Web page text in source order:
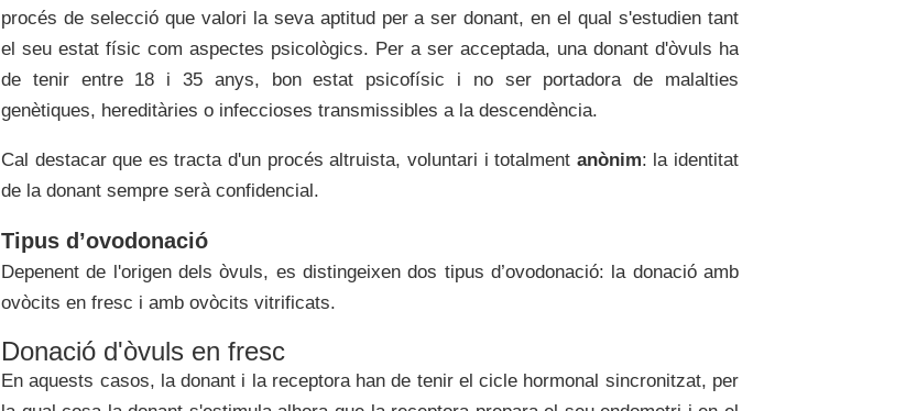
procés de selecció que valori la seva aptitud per a ser donant, en el qual s'estudien tant
el seu estat físic com aspectes psicològics. Per a ser acceptada, una donant d'òvuls ha
de tenir entre 18 i 35 anys, bon estat psicofísic i no ser portadora de malalties
genètiques, hereditàries o infeccioses transmissibles a la descendència.
Cal destacar que es tracta d'un procés altruista, voluntari i totalment anònim: la identitat
de la donant sempre serà confidencial.
Tipus d’ovodonació
Depenent de l'origen dels òvuls, es distingeixen dos tipus d’ovodonació: la donació amb
ovòcits en fresc i amb ovòcits vitrificats.
Donació d'òvuls en fresc
En aquests casos, la donant i la receptora han de tenir el cicle hormonal sincronitzat, per